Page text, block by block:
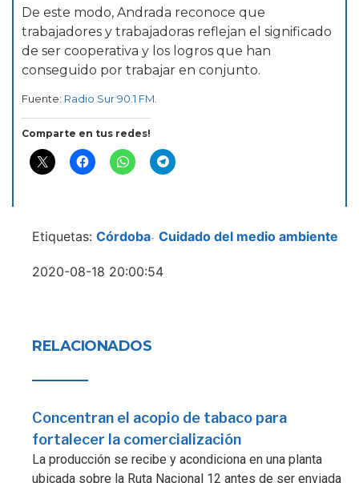
De este modo, Andrada reconoce que
trabajadores y trabajadoras reflejan el significado
de ser cooperativa y los logros que han
conseguido por trabajar en conjunto.
Fuente: Radio Sur 90.1 FM
Comparte en tus redes!
Etiquetas: Córdoba- Cuidado del medio ambiente
2020-08-18 20:00:54
RELACIONADOS
Concentran el acopio de tabaco para
fortalecer la comercialización
La producción se recibe y acondiciona en una planta
ubicada sobre la Ruta Nacional 12 antes de ser enviada